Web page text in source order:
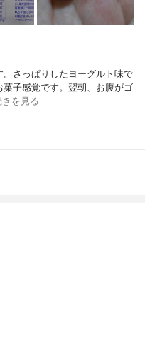
さっぱりしたヨーグルト味で
子感覚です。翌朝、お腹がゴ
きを見る